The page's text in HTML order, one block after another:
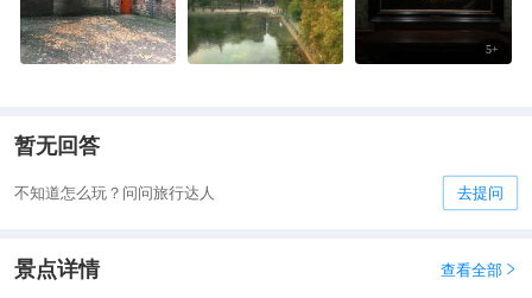
5+
暂无回答
不知道怎么玩？问问旅行达人 去提问
景点详情 查看全部 